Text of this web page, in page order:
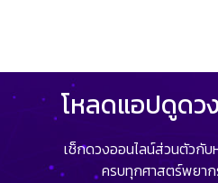
โหลดแอปดูดว
เช็กดวงออนไลน์ส่วนตัวกั
ครบทุกศาสตร์พยา